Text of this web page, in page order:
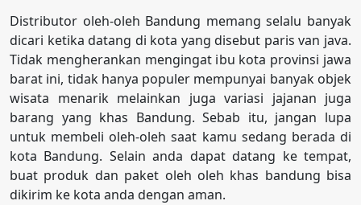
Distributor oleh-oleh Bandung memang selalu banyak
dicari ketika datang di kota yang disebut paris van java.
Tidak mengherankan mengingat ibu kota provinsi jawa
barat ini, tidak hanya populer mempunyai banyak objek
wisata menarik melainkan juga variasi jajanan juga
barang yang khas Bandung. Sebab itu, jangan lupa
untuk membeli oleh-oleh saat kamu sedang berada di
kota Bandung. Selain anda dapat datang ke tempat,
buat produk dan paket oleh oleh khas bandung bisa
dikirim ke kota anda dengan aman.